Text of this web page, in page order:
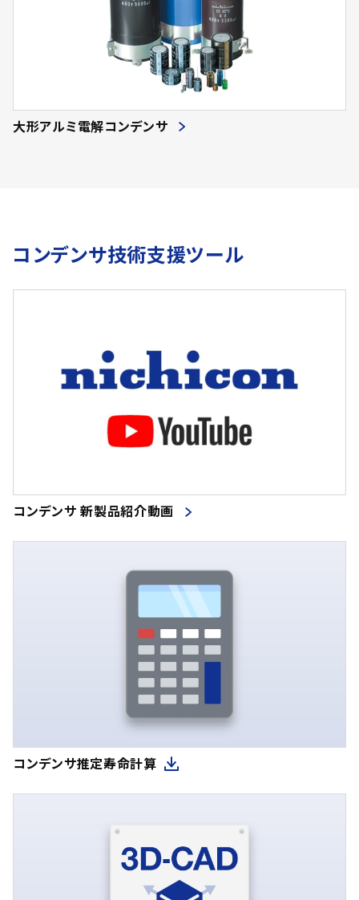
大形アルミ電解コンデンサ
コンデンサ技術支援ツール
コンデンサ 新製品紹介動画
コンデンサ推定寿命計算